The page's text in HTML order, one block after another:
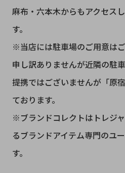
麻布・六本木からもアクセス
す。
※当店には駐車場のご用意はご
申し訳ありませんが近隣の駐
提携ではございませんが「原
ております。
※ブランドコレクトはトレジ
るブランドアイテム専門のユ
す。